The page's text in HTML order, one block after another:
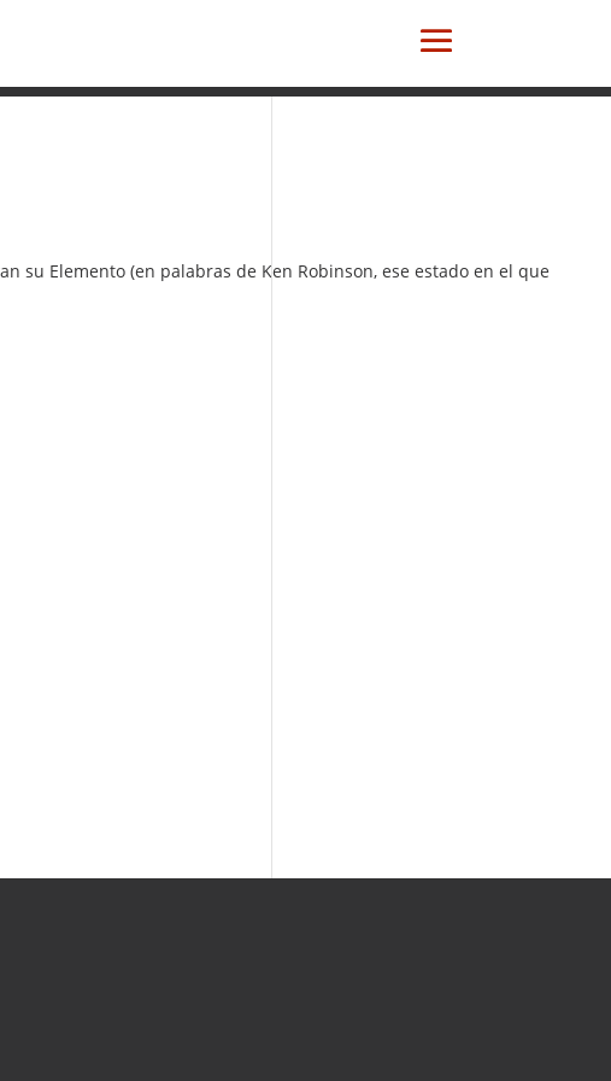
su Elemento (en palabras de Ken Robinson, ese estado en el que